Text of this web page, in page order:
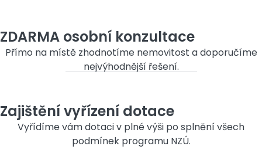
ZDARMA osobní konzultace
Přímo na místě zhodnotíme nemovitost a doporučíme
nejvýhodnější řešení.
Zajištění vyřízení dotace
Vyřídíme vám dotaci v plné výši po splnění všech
podmínek programu NZÚ.